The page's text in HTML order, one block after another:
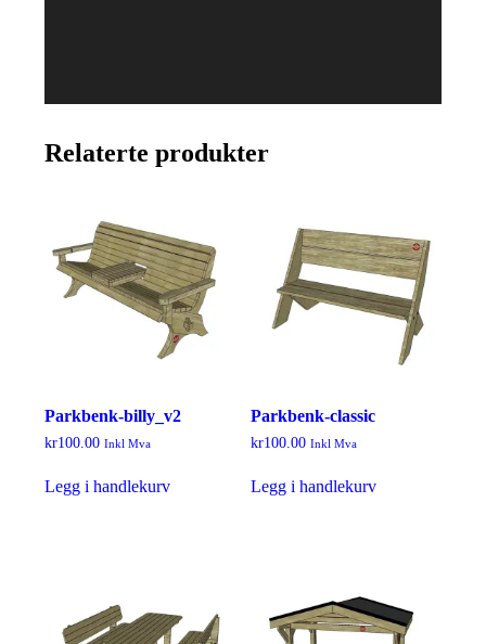
Relaterte produkter
Parkbenk-billy_v2
kr100.00 Inkl Mva
Legg i handlekurv
Parkbenk-classic
kr100.00 Inkl Mva
Legg i handlekurv